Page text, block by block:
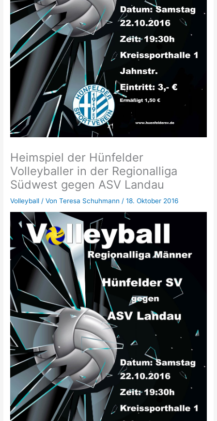
Heimspiel der Hünfelder
Volleyballer in der Regionalliga
Südwest gegen ASV Landau
Volleyball / VonTeresa Schuhmann /18. Oktober 2016